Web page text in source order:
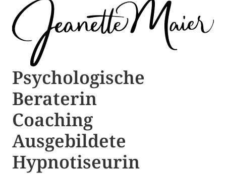
Psychologische ​​
Beraterin
Coaching
Ausgebildete​ ​
Hypnotiseurin